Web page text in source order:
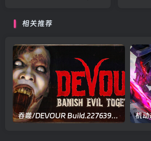
相关推荐
吞噬/DEVOUR Build.22763919|恐怖冒险|容量14.5GB|官方中文版